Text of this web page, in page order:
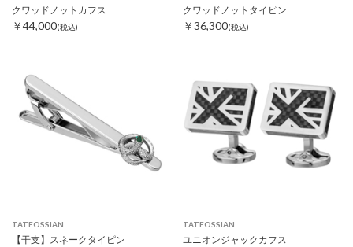
クワッドノットカフス
￥44,000(税込)
クワッドノットタイピン
￥36,300(税込)
TATEOSSIAN
【干支】スネークタイピン
TATEOSSIAN
ユニオンジャックカフス